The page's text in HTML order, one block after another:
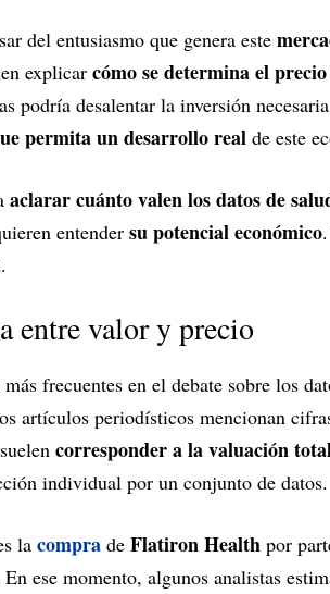
del entusiasmo que genera este
explicar cómo se determina el
podría desalentar la inversión
permita un desarrollo real de este
aclarar cuánto valen los datos de
entender su potencial económico
.
entre valor y precio
frecuentes en el debate sobre los
artículos periodísticos mencionan
corresponder a la valuación
individual por un conjunto de datos.
la compra de Flatiron Health por
En ese momento, algunos analistas